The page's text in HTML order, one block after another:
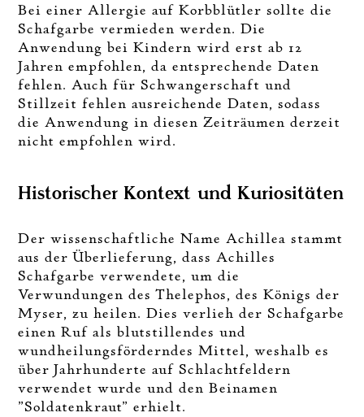
Bei einer Allergie auf Korbblütler sollte die
Schafgarbe vermieden werden. Die
Anwendung bei Kindern wird erst ab 12
Jahren empfohlen, da entsprechende Daten
fehlen. Auch für Schwangerschaft und
Stillzeit fehlen ausreichende Daten, sodass
die Anwendung in diesen Zeiträumen derzeit
nicht empfohlen wird.
Historischer Kontext und Kuriositäten
Der wissenschaftliche Name Achillea stammt
aus der Überlieferung, dass Achilles
Schafgarbe verwendete, um die
Verwundungen des Thelephos, des Königs der
Myser, zu heilen. Dies verlieh der Schafgarbe
einen Ruf als blutstillendes und
wundheilungsförderndes Mittel, weshalb es
über Jahrhunderte auf Schlachtfeldern
verwendet wurde und den Beinamen
"Soldatenkraut" erhielt.